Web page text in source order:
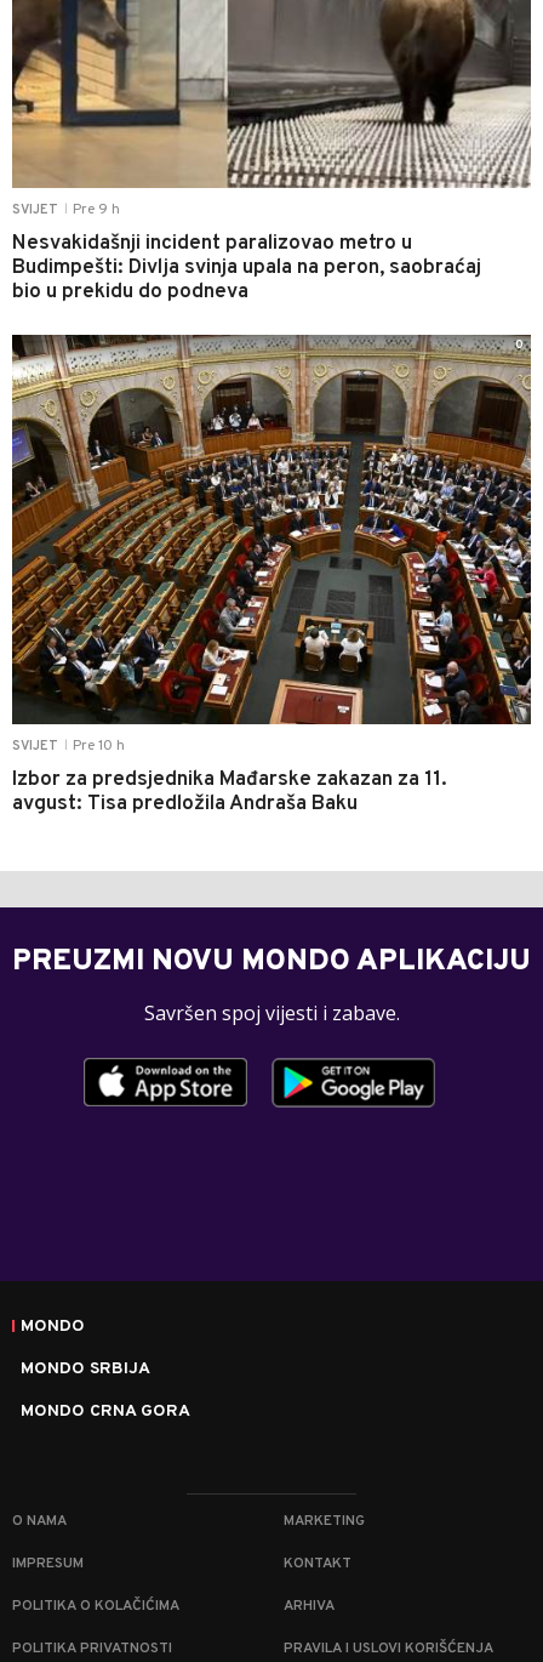
SVIJET Pre 9 h
Nesvakidašnji incident paralizovao metro u
Budimpešti: Divlja svinja upala na peron, saobraćaj
bio u prekidu do podneva
SVIJET Pre 10 h
Izbor za predsjednika Mađarske zakazan za 11.
avgust: Tisa predložila Andraša Baku
0
PREUZMI NOVU MONDO APLIKACIJU
Savršen spoj vijesti i zabave.
MONDO
MONDO SRBIJA
MONDO CRNA GORA
O NAMA MARKETING
IMPRESUM KONTAKT
POLITIKA O KOLAČIĆIMA ARHIVA
POLITIKA PRIVATNOSTI PRAVILA I USLOVI KORIŠĆENJA